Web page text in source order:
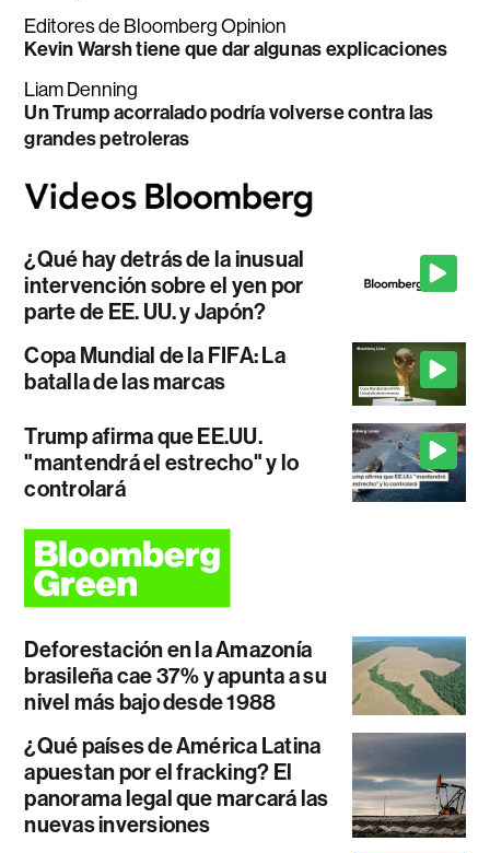
Editores de Bloomberg Opinion
Kevin Warsh tiene que dar algunas explicaciones
Liam Denning
Un Trump acorralado podría volverse contra las
grandes petroleras
¿Qué hay detrás de la inusual
intervención sobre el yen por
parte de EE. UU. y Japón?
Copa Mundial de la FIFA: La
batalla de las marcas
Trump afirma que EE.UU.
"mantendrá el estrecho" y lo
controlará
Deforestación en la Amazonía
brasileña cae 37% y apunta a su
nivel más bajo desde 1988
¿Qué países de América Latina
apuestan por el fracking? El
panorama legal que marcará las
nuevas inversiones